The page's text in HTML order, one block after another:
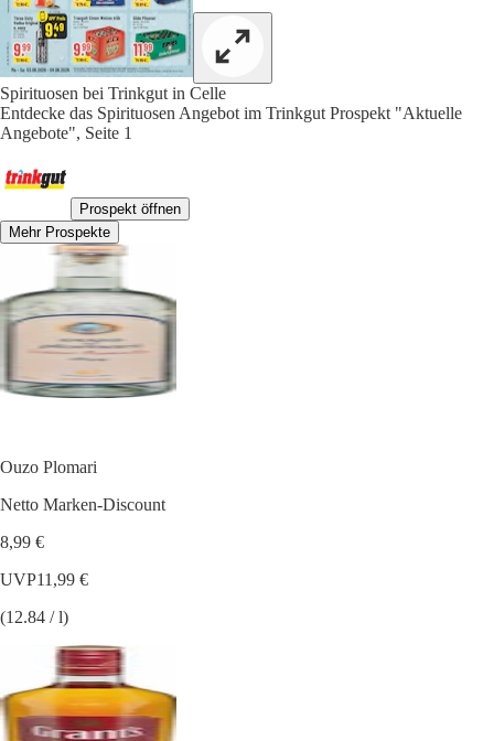
Spirituosen bei Trinkgut in Celle
Entdecke das Spirituosen Angebot im Trinkgut Prospekt "Aktuelle
Angebote", Seite 1
Prospekt öffnen
Mehr Prospekte
Ouzo Plomari
Netto Marken-Discount
8,99 €
UVP11,99 €
(12.84 / l)